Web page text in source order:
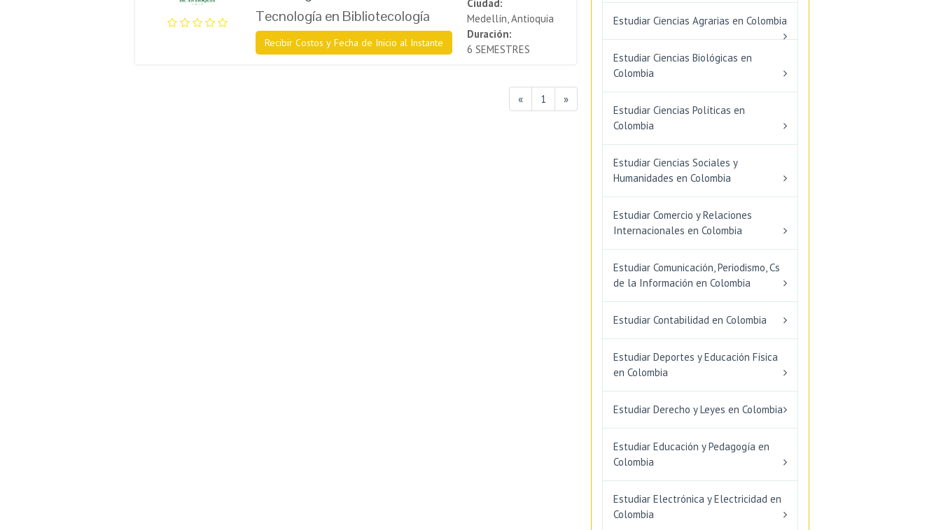
Tecnología en Bibliotecología
Recibir Costos y Fecha de Inicio al Instante
Ciudad:
Medellín, Antioquia
Duración:
6 SEMESTRES
« 1 »
Estudiar Ciencias Agrarias en Colombia
Estudiar Ciencias Biológicas en
Colombia
Estudiar Ciencias Políticas en
Colombia
Estudiar Ciencias Sociales y
Humanidades en Colombia
Estudiar Comercio y Relaciones
Internacionales en Colombia
Estudiar Comunicación, Periodismo, Cs
de la Información en Colombia
Estudiar Contabilidad en Colombia
Estudiar Deportes y Educación Física
en Colombia
Estudiar Derecho y Leyes en Colombia
Estudiar Educación y Pedagogía en
Colombia
Estudiar Electrónica y Electricidad en
Colombia